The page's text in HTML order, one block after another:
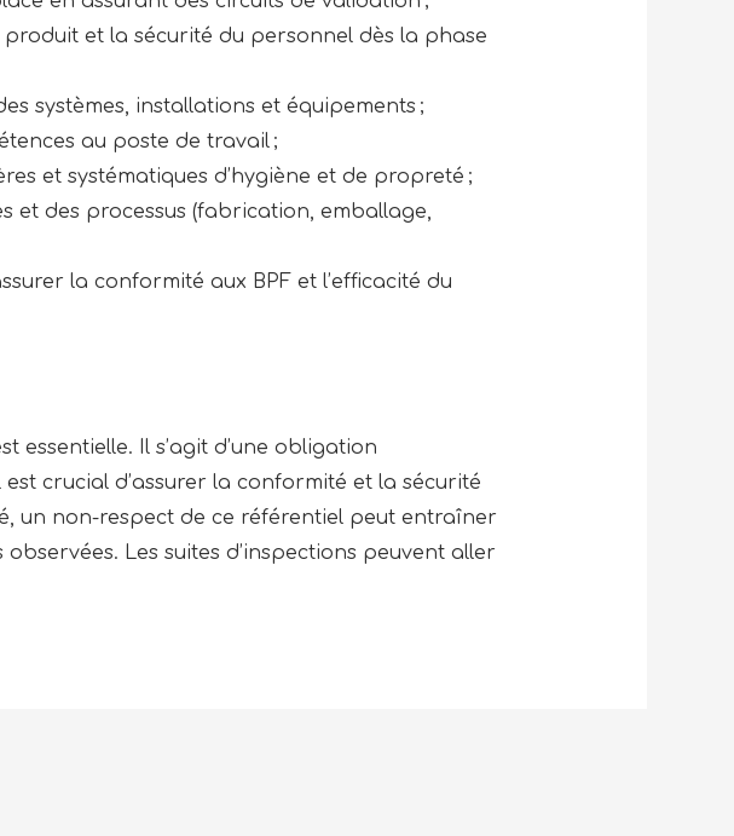
et la sécurité du personnel dès la phase
systèmes, installations et équipements ;
au poste de travail ;
et systématiques d’hygiène et de propreté ;
et des processus (fabrication, emballage,
la conformité aux BPF et l’efficacité du
essentielle. Il s’agit d’une obligation
crucial d’assurer la conformité et la sécurité
un non-respect de ce référentiel peut entraîner
Les suites d’inspections peuvent aller